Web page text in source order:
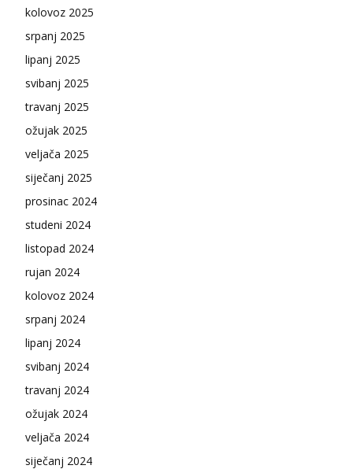
kolovoz 2025
srpanj 2025
lipanj 2025
svibanj 2025
travanj 2025
ožujak 2025
veljača 2025
siječanj 2025
prosinac 2024
studeni 2024
listopad 2024
rujan 2024
kolovoz 2024
srpanj 2024
lipanj 2024
svibanj 2024
travanj 2024
ožujak 2024
veljača 2024
siječanj 2024